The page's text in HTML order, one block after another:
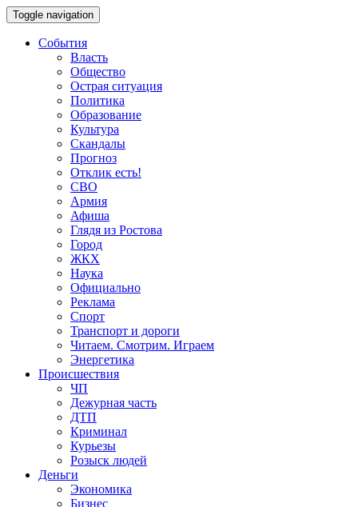
Toggle navigation
События
Власть
Общество
Острая ситуация
Политика
Образование
Культура
Скандалы
Прогноз
Отклик есть!
СВО
Армия
Афиша
Глядя из Ростова
Город
ЖКХ
Наука
Официально
Реклама
Спорт
Транспорт и дороги
Читаем. Смотрим. Играем
Энергетика
Происшествия
ЧП
Дежурная часть
ДТП
Криминал
Курьезы
Розыск людей
Деньги
Экономика
Бизнес